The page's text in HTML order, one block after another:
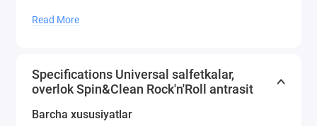
- boshqa tomondan zich qisqa halqalar mukammal
Matoning qirrasi bardoshli polipropilen ipdan qilingan
overlok bilan ishlov beriladi, u salfetkaning chetlarini
Read More
Specifications Universal salfetkalar,
overlok Spin&Clean Rock'n'Roll antrasit
Barcha xususiyatlar